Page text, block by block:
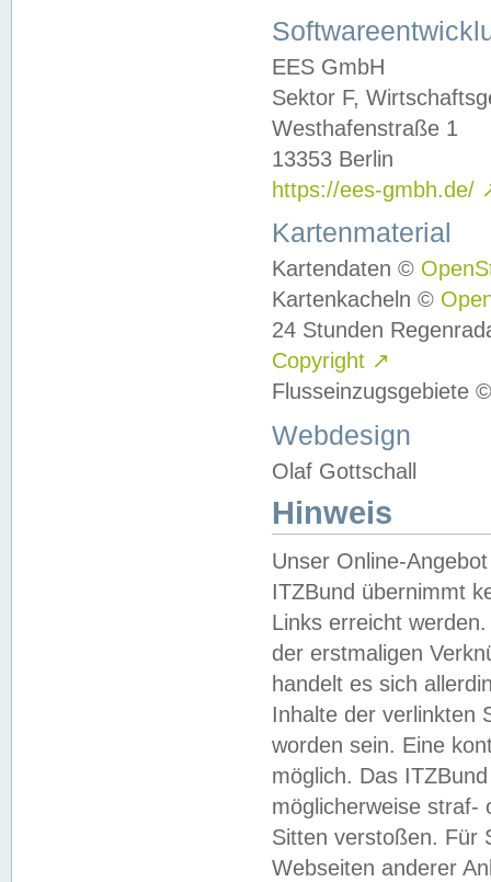
EES GmbH
Sektor F,
Westhafenstraße 1
13353 Berlin
https://ees-gmbh.de/
Kartenmaterial
Kartendaten ©
Kartenkacheln ©
24 Stunden
Copyright ↗
Flusseinzugsgebiete
Webdesign
Olaf Gottschall
Hinweis
Unser Online-
ITZBund übernimmt
Links erreicht
der erstmaligen
handelt es sich
Inhalte der verlinkten
worden sein. Eine
möglich. Das
möglicherweise straf-
Sitten verstoßen. Für
Webseiten anderer